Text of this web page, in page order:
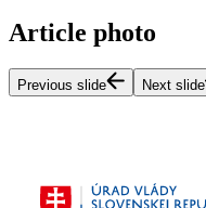
Article photo
Previous slide Next slide